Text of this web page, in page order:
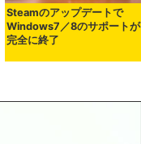
Steamのアップデートで
Windows7／8のサポートが
完全に終了